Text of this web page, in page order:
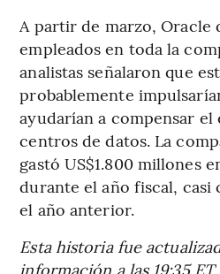
A partir de marzo, Oracle
empleados en toda la
analistas señalaron que
probablemente
ayudarían a compensar el
centros de datos. La
gastó US$1.800 millones
durante el año fiscal, casi
el año anterior.
Esta historia fue
información a las 19:35 ET.